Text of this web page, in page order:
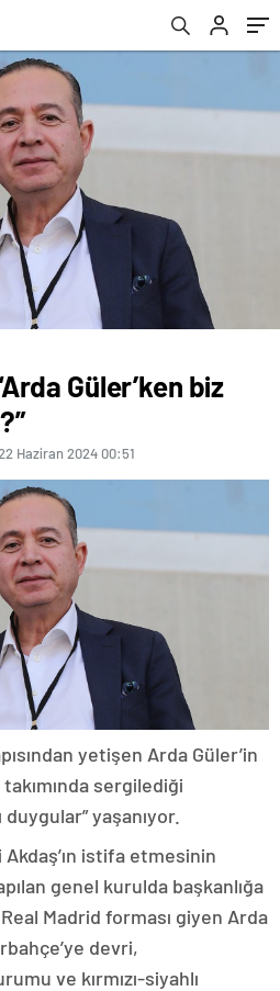
Güler’ken biz
Haziran 2024 00:51
yetişen Arda Güler’in
takımında sergilediği
yaşanıyor.
istifa etmesinin
genel kurulda başkanlığa
Madrid forması giyen Arda
devri,
ve kırmızı-siyahlı